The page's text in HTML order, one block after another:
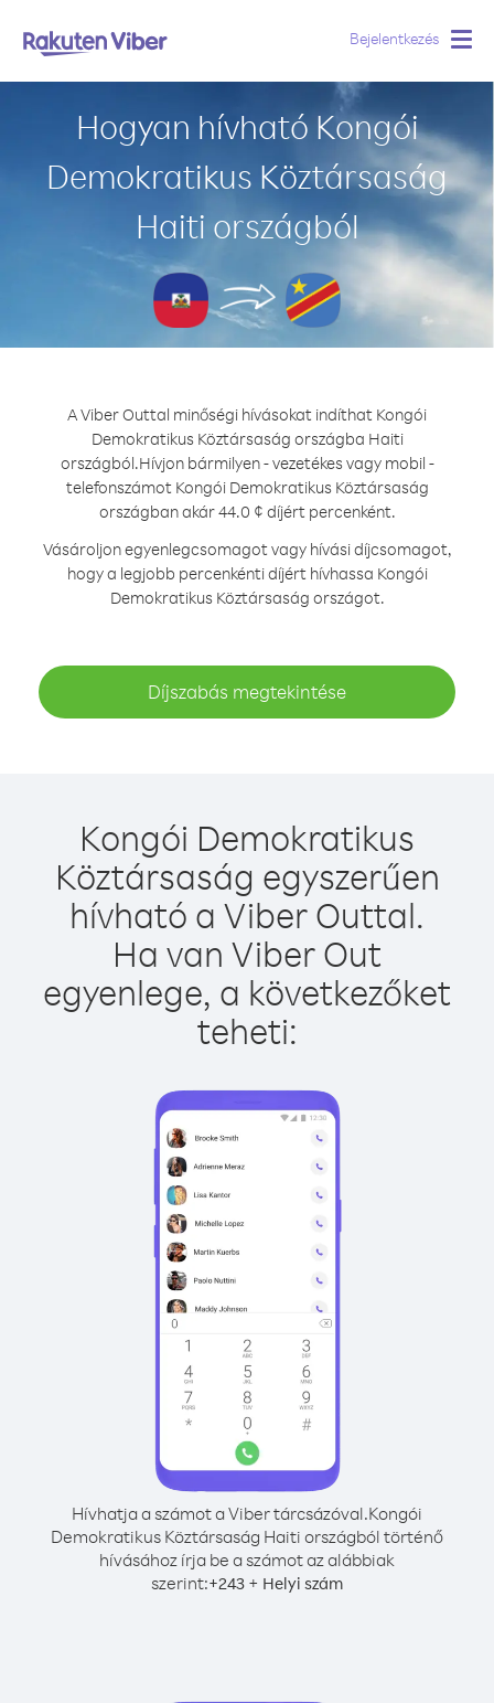
Bejelentkezés
Hogyan hívható Kongói
Demokratikus Köztársaság
Haiti országból
A Viber Outtal minőségi hívásokat indíthat Kongói
Demokratikus Köztársaság országba Haiti
országból.Hívjon bármilyen - vezetékes vagy mobil -
telefonszámot Kongói Demokratikus Köztársaság
országban akár 44.0 ¢ díjért percenként.
Vásároljon egyenlegcsomagot vagy hívási díjcsomagot,
hogy a legjobb percenkénti díjért hívhassa Kongói
Demokratikus Köztársaság országot.
Díjszabás megtekintése
Kongói Demokratikus
Köztársaság egyszerűen
hívható a Viber Outtal.
Ha van Viber Out
egyenlege, a következőket
teheti:
Hívhatja a számot a Viber tárcsázóval.Kongói
Demokratikus Köztársaság Haiti országból történő
hívásához írja be a számot az alábbiak
szerint:+243 + Helyi szám